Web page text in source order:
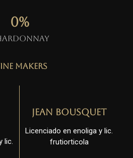
0%
Makers
lic.
Jean Bousquet
Licenciado en enoliga y lic.
frutiorticola